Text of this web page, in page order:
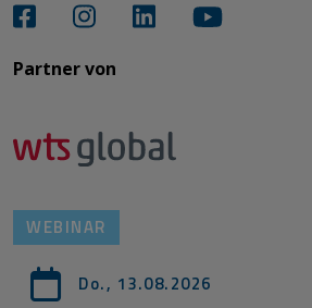
Partner von​​​​​​
WEBINAR
Do., 13.08.2026